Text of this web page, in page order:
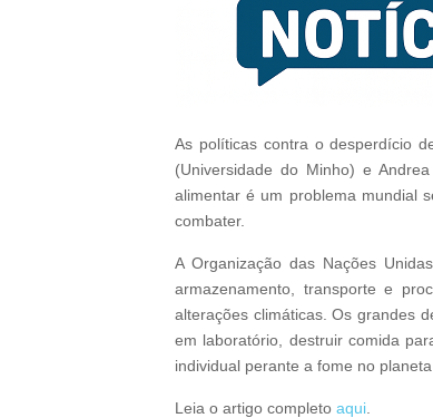
As políticas contra o desperdício
(Universidade do Minho) e
alimentar é um problema mundial
combater.
A Organização das Nações
armazenamento, transporte e
alterações climáticas. Os grandes
em laboratório, destruir comida
individual perante a fome no planeta.
Leia o artigo completo aqui